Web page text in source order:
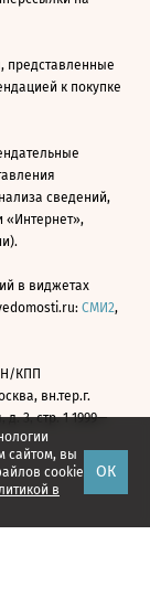
сайтом, вы
cookie
в
ОК
представленные
к покупке
сведений,
«Интернет»,
в виджетах
СМИ2,
КПП
вн.тер.г.
3, стр. 1 1999—